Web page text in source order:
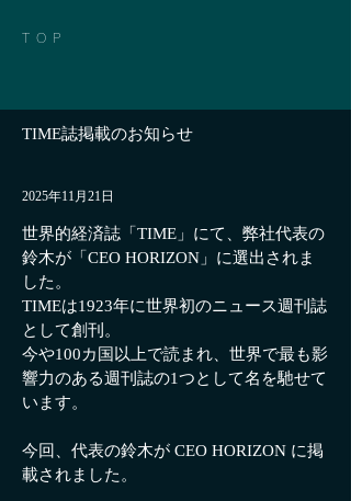
TOP
TIME誌掲載のお知らせ
2025年11月21日
世界的経済誌「TIME」にて、弊社代表の
鈴木が「CEO HORIZON」に選出されま
した。
TIMEは1923年に世界初のニュース週刊誌
として創刊。
今や100カ国以上で読まれ、世界で最も影
響力のある週刊誌の1つとして名を馳せて
います。
今回、代表の鈴木が CEO HORIZON に掲
載されました。